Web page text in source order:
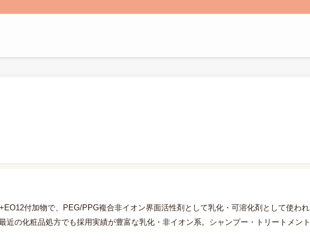
付加物で、PEG/PPG複合非イオン界面活性剤として乳化・可溶化剤として使われ
近の化粧品処方でも採用実績が豊富な乳化・非イオン系。シャンプー・トリートメント